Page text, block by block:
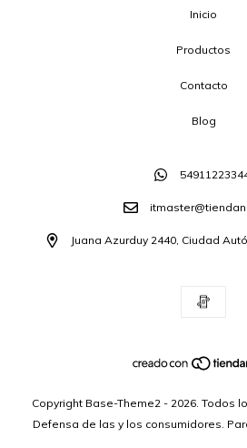
Inicio
Productos
Contacto
Blog
Juana Azurduy 2440, Ciudad
Copyright Base-Theme2 - 2026. Todos
Defensa de las y los consumidores.